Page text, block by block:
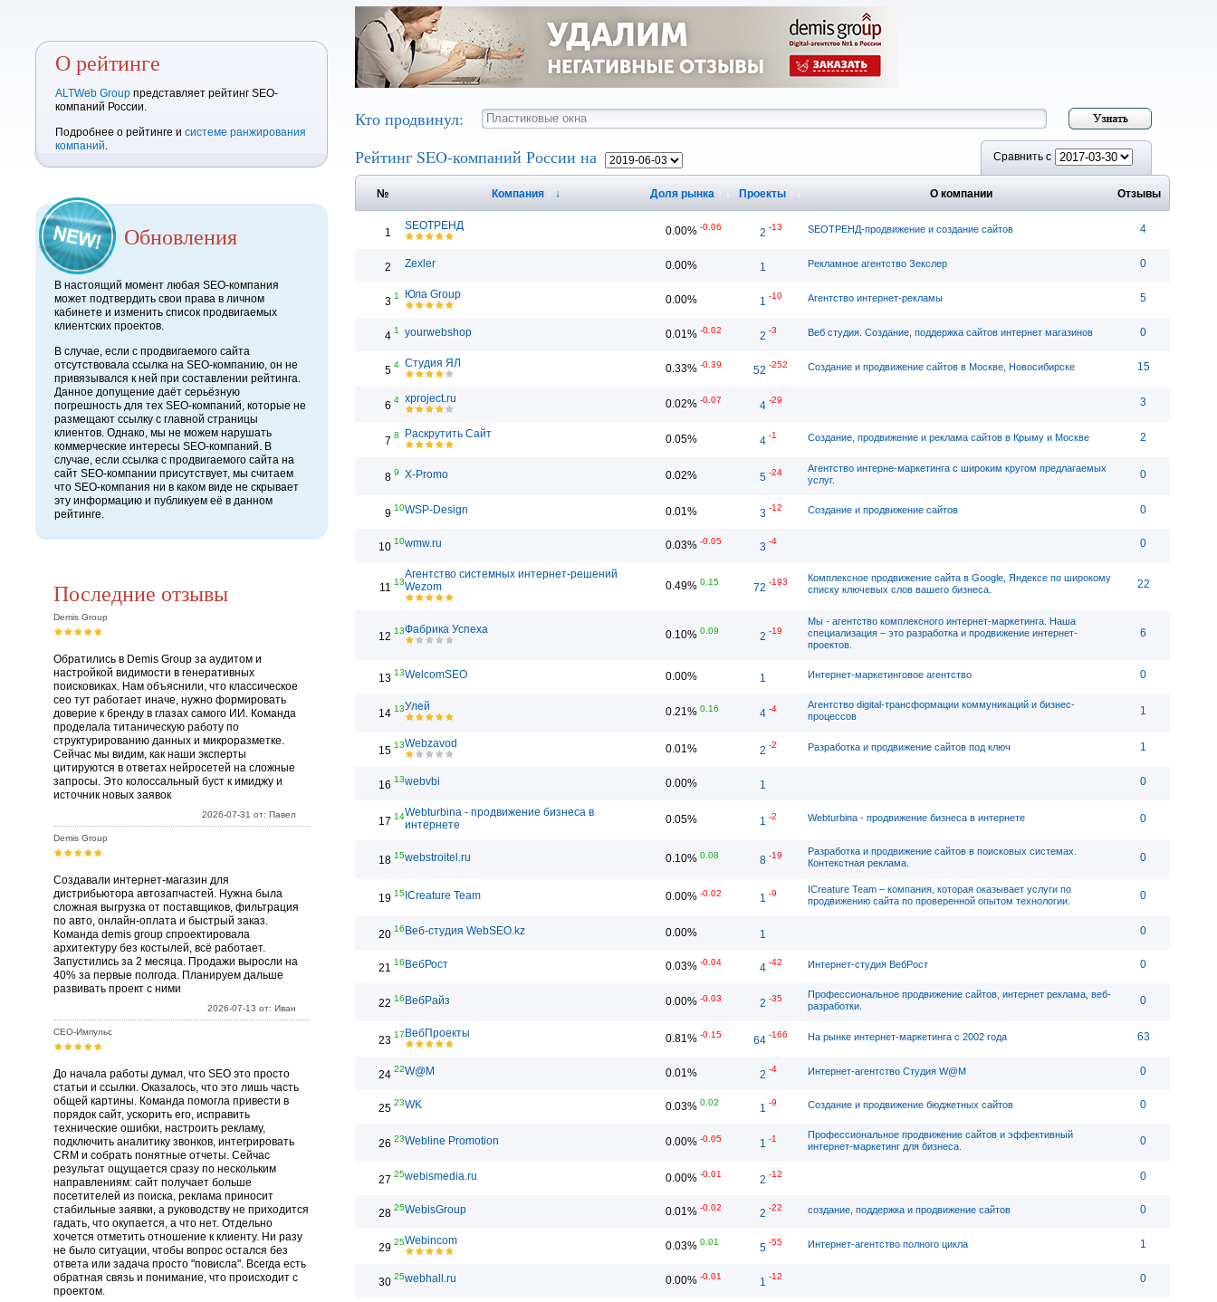
О рейтинге
ALTWeb Group представляет рейтинг SEO-
компаний России.
Подробнее о рейтинге и системе ранжирования
компаний.
Обновления
В настоящий момент любая SEO-компания
может подтвердить свои права в личном
кабинете и изменить список продвигаемых
клиентских проектов.
В случае, если с продвигаемого сайта
отсутствовала ссылка на SEO-компанию, он не
привязывался к ней при составлении рейтинга.
Данное допущение даёт серьёзную
погрешность для тех SEO-компаний, которые не
размещают ссылку с главной страницы
клиентов. Однако, мы не можем нарушать
коммерческие интересы SEO-компаний. В
случае, если ссылка с продвигаемого сайта на
сайт SEO-компании присутствует, мы считаем
что SEO-компания ни в каком виде не скрывает
эту информацию и публикуем её в данном
рейтинге.
Последние отзывы
Demis Group
Обратились в Demis Group за аудитом и
настройкой видимости в генеративных
поисковиках. Нам объяснили, что классическое
сео тут работает иначе, нужно формировать
доверие к бренду в глазах самого ИИ. Команда
проделала титаническую работу по
структурированию данных и микроразметке.
Сейчас мы видим, как наши эксперты
цитируются в ответах нейросетей на сложные
запросы. Это колоссальный буст к имиджу и
источник новых заявок
2026-07-31 от: Павел
Demis Group
Создавали интернет-магазин для
дистрибьютора автозапчастей. Нужна была
сложная выгрузка от поставщиков, фильтрация
по авто, онлайн-оплата и быстрый заказ.
Команда demis group спроектировала
архитектуру без костылей, всё работает.
Запустились за 2 месяца. Продажи выросли на
40% за первые полгода. Планируем дальше
развивать проект с ними
2026-07-13 от: Иван
СЕО-Импульс
До начала работы думал, что SEO это просто
статьи и ссылки. Оказалось, что это лишь часть
общей картины. Команда помогла привести в
порядок сайт, ускорить его, исправить
технические ошибки, настроить рекламу,
подключить аналитику звонков, интегрировать
CRM и собрать понятные отчеты. Сейчас
результат ощущается сразу по нескольким
направлениям: сайт получает больше
посетителей из поиска, реклама приносит
стабильные заявки, а руководству не приходится
гадать, что окупается, а что нет. Отдельно
хочется отметить отношение к клиенту. Ни разу
не было ситуации, чтобы вопрос остался без
ответа или задача просто "повисла". Всегда есть
обратная связь и понимание, что происходит с
проектом.
Кто продвинул:
Рейтинг SEO-компаний России на
Сравнить с
№ Компания ↓ Доля рынка Проекты О компании Отзывы
1
SEOТРЕНД 0.00% -0.06 2 -13 SEOТРЕНД-продвижение и создание сайтов 4
2 Zexler 0.00% 1 Рекламное агентство Зекслер 0
3 1 Юла Group 0.00% 1 -10 Агентство интернет-рекламы 5
4 1 yourwebshop 0.01% -0.02 2 -3 Веб студия. Создание, поддержка сайтов интернет магазинов 0
5 4 Студия ЯЛ 0.33% -0.39 52 -252 Создание и продвижение сайтов в Москве, Новосибирске 15
6 4 xproject.ru 0.02% -0.07 4 -29 3
7 8 Раскрутить Сайт 0.05% 4 -1 Создание, продвижение и реклама сайтов в Крыму и Москве 2
8 9 X-Promo 0.02% 5 -24
Агентство интерне-маркетинга с широким кругом предлагаемых
услуг.
0
9 10WSP-Design 0.01% 3 -12 Создание и продвижение сайтов 0
10 10wmw.ru 0.03% -0.05 3 -4 0
11 13
Агентство системных интернет-решений
Wezom
0.49% 0.15 72 -193
Комплексное продвижение сайта в Google, Яндексе по широкому
списку ключевых слов вашего бизнеса.
22
12 13Фабрика Успеха 0.10% 0.09 2 -19
Мы - агентство комплексного интернет-маркетинга. Наша
специализация – это разработка и продвижение интернет-
проектов.
6
13 13WelcomSEO 0.00% 1 Интернет-маркетинговое агентство 0
14 13Улей 0.21% 0.16 4 -4
Агентство digital-трансформации коммуникаций и бизнес-
процессов
1
15 13Webzavod 0.01% 2 -2 Разработка и продвижение сайтов под ключ 1
16 13webvbi 0.00% 1 0
17 14Webturbina - продвижение бизнеса в
интернете
0.05% 1 -2 Webturbina - продвижение бизнеса в интернете 0
18 15webstroitel.ru 0.10% 0.08 8 -19
Разработка и продвижение сайтов в поисковых системах.
Контекстная реклама.
0
19 15ICreature Team 0.00% -0.02 1 -9
ICreature Team – компания, которая оказывает услуги по
продвижению сайта по проверенной опытом технологии.
0
20 16 Веб-студия WebSEO.kz 0.00% 1 0
21 16 ВебРост 0.03% -0.04 4 -42 Интернет-студия ВебРост 0
22 16 ВебРайз 0.00% -0.03 2 -35
Профессиональное продвижение сайтов, интернет реклама, веб-
разработки.
0
23 17 ВебПроекты 0.81% -0.15 64 -166 На рынке интернет-маркетинга с 2002 года 63
24 22W@M 0.01% 2 -4 Интернет-агентство Студия W@M 0
25 23WK 0.03% 0.02 1 -9 Создание и продвижение бюджетных сайтов 0
26 23Webline Promotion 0.00% -0.05 1 -1
Профессиональное продвижение сайтов и эффективный
интернет-маркетинг для бизнеса.
0
27 25webismedia.ru 0.00% -0.01 2 -12 0
28 25WebisGroup 0.01% -0.02 2 -22 создание, поддержка и продвижение сайтов 0
29 25Webincom 0.03% 0.01 5 -55 Интернет-агентство полного цикла 1
30 25webhall.ru 0.00% -0.01 1 -12 0